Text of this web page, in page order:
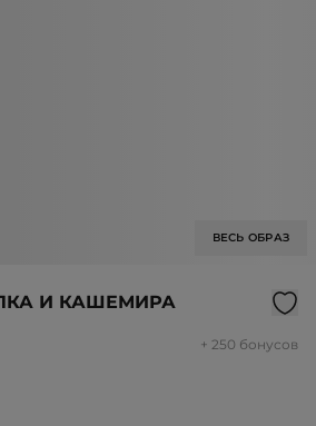
ВЕСЬ ОБРАЗ
И КАШЕМИРА
+ 250 бонусов